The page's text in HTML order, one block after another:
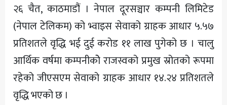
२६ चैत, काठमाडौं । नेपाल दूरसञ्चार कम्पनी लिमिटेड
(नेपाल टेलिकम) को भ्वाइस सेवाको ग्राहक आधार ५.५७
प्रतिशतले वृद्धि भई दुई करोड ११ लाख पुगेको छ । चालु
आर्थिक वर्षमा कम्पनीकोे राजस्वको प्रमुख स्रोतको रूपमा
रहेको जीएसएम सेवाको ग्राहक आधार १४.२४ प्रतिशतले
वृद्धि भएको छ ।